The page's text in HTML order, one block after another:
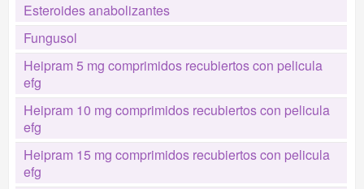
Esteroides anabolizantes
Fungusol
Heipram 5 mg comprimidos recubiertos con pelicula
efg
Heipram 10 mg comprimidos recubiertos con pelicula
efg
Heipram 15 mg comprimidos recubiertos con pelicula
efg